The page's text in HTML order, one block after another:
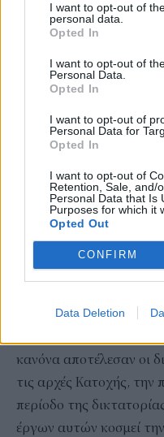
I want to opt-out of
personal data.
Opted In
I want to opt-out of
Personal Data.
Opted In
I want to opt-out of
Personal Data for
Opted In
I want to opt-out of
Retention, Sale, and/
Personal Data that Is
Purposes for which it
Opted Out
CONFIRM
Data Deletion
συγκεκριμένα οι
Μάξιμος, Αλέξανδρος
Κοριζής και Ιωάννης
στη διάρκεια της
Ζαΐμης). Διοικητές της
επίσης, σημαντικές
κοινωνίας που υπήρξαν
υπουργοί, πολιτικοί,
καθηγητές
Η Εθνική Τράπεζα
το Ιστορικό Αρχείο
προσωπογραφίες των
κανόνα αποτέλεσαν οι
τις αρχές Κατοχής, την
περίοδο της
έργων αυτών κοσμεί